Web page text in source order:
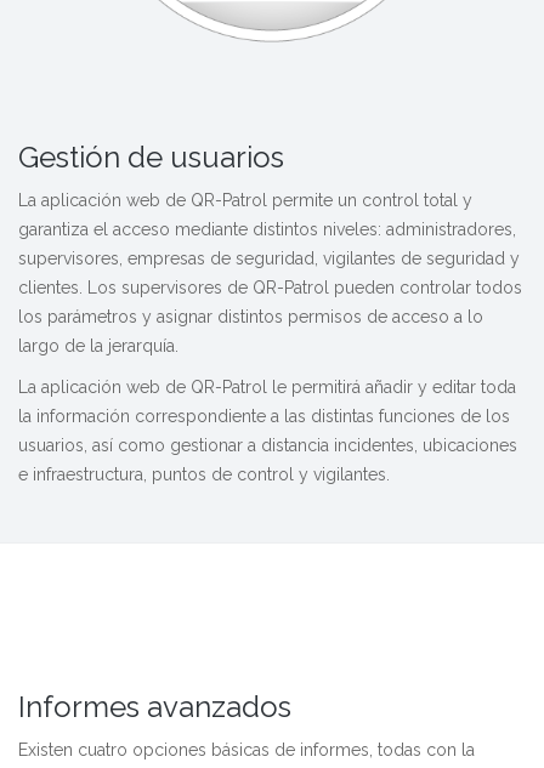
Gestión de usuarios
La aplicación web de QR-Patrol permite un control total y
garantiza el acceso mediante distintos niveles: administradores,
supervisores, empresas de seguridad, vigilantes de seguridad y
clientes. Los supervisores de QR-Patrol pueden controlar todos
los parámetros y asignar distintos permisos de acceso a lo
largo de la jerarquía.
La aplicación web de QR-Patrol le permitirá añadir y editar toda
la información correspondiente a las distintas funciones de los
usuarios, así como gestionar a distancia incidentes, ubicaciones
e infraestructura, puntos de control y vigilantes.
Informes avanzados
Existen cuatro opciones básicas de informes, todas con la